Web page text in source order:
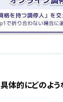
具体的にどのよ